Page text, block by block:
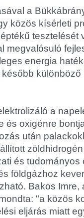
a
közös kísérleti
tesztelését
megvalósuló
energia
a
és oxigénre
után
és
földgázhoz
Bakos Imre,
"a közös
eljárás miatt